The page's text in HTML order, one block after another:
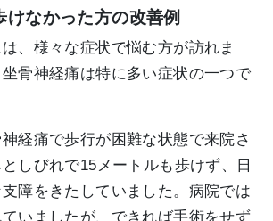
けなかった方の改善例
、様々な症状で悩む方が訪れま
骨神経痛は特に多い症状の一つで
経痛で歩行が困難な状態で来院さ
しびれで15メートルも歩けず、日
障をきたしていました。病院では
いましたが、できれば手術をせず